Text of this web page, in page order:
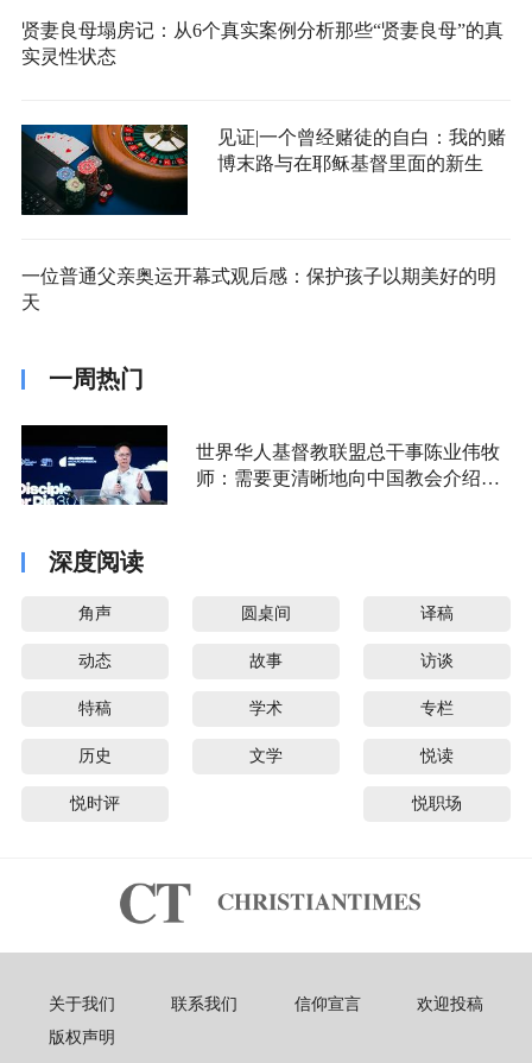
贤妻良母塌房记：从6个真实案例分析那些“贤妻良母”的真
实灵性状态
见证|一个曾经赌徒的自白：我的赌
博末路与在耶稣基督里面的新生
一位普通父亲奥运开幕式观后感：保护孩子以期美好的明
天
一周热门
世界华人基督教联盟总干事陈业伟牧
师：需要更清晰地向中国教会介绍福
深度阅读
角声 圆桌间 译稿
动态 故事 访谈
特稿 学术 专栏
历史 文学 悦读
悦时评 悦职场
关于我们 联系我们 信仰宣言
欢迎投稿
版权声明